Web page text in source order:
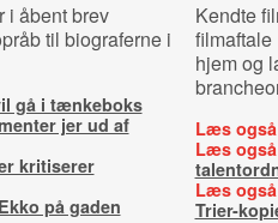
i åbent brev
til biograferne i
gå i tænkeboks
jer ud af
kritiserer
på gaden
Kendte
filmaftale
hjem og
Læs
Læs
Læs
Trier-